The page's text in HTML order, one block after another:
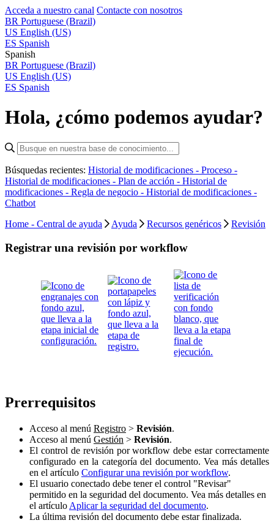
Acceda a nuestro canal Contacte con nosotros
BR Portuguese (Brazil)
US English (US)
ES Spanish
Spanish
BR Portuguese (Brazil)
US English (US)
ES Spanish
Hola, ¿cómo podemos ayudar?
Búsquedas recientes: Historial de modificaciones - Proceso -
Historial de modificaciones - Plan de acción - Historial de
modificaciones - Regla de negocio - Historial de modificaciones -
Chatbot
Home - Central de ayuda
Ayuda Recursos genéricos Revisión
Registrar una revisión por workflow
Prerrequisitos
Acceso al menú Registro > Revisión.
Acceso al menú Gestión > Revisión.
El control de revisión por workflow debe estar correctamente
configurado en la categoría del documento. Vea más detalles
en el artículo Configurar una revisión por workflow.
El usuario conectado debe tener el control "Revisar"
permitido en la seguridad del documento. Vea más detalles en
el artículo Aplicar la seguridad del documento.
La última revisión del documento debe estar finalizada.